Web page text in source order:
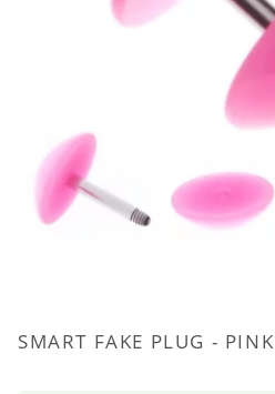
SMART FAKE PLUG - PINK